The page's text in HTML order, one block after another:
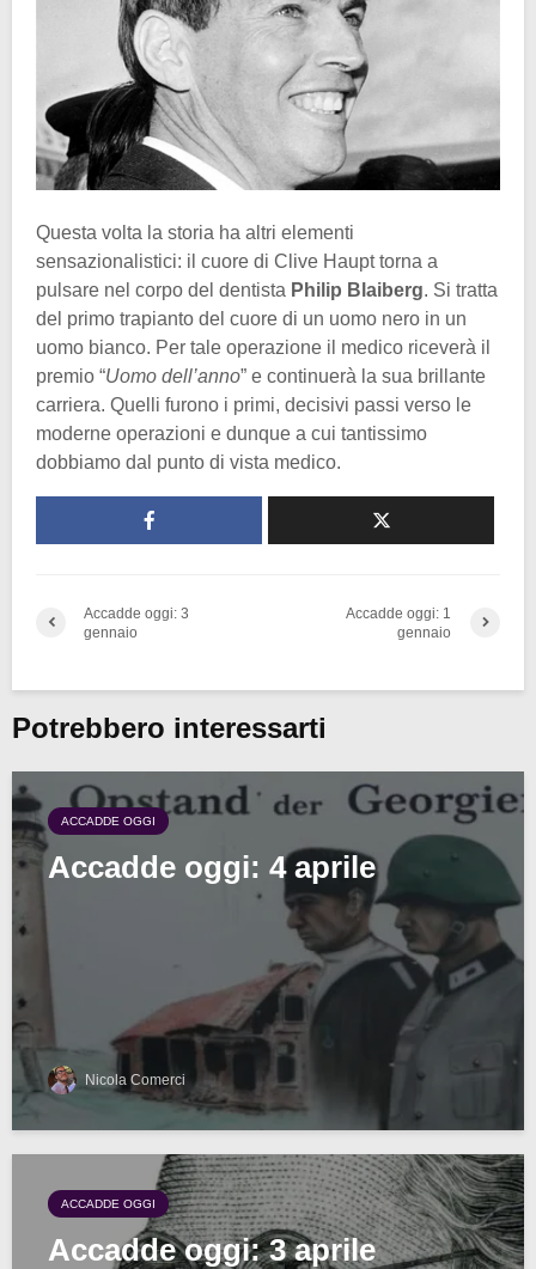
Questa volta la storia ha altri elementi
sensazionalistici: il cuore di Clive Haupt torna a
pulsare nel corpo del dentista Philip Blaiberg. Si tratta
del primo trapianto del cuore di un uomo nero in un
uomo bianco. Per tale operazione il medico riceverà il
premio “Uomo dell’anno” e continuerà la sua brillante
carriera. Quelli furono i primi, decisivi passi verso le
moderne operazioni e dunque a cui tantissimo
dobbiamo dal punto di vista medico.
Accadde oggi: 3
gennaio
Accadde oggi: 1
gennaio
Potrebbero interessarti
ACCADDE OGGI
Accadde oggi: 4 aprile
Nicola Comerci
ACCADDE OGGI
Accadde oggi: 3 aprile